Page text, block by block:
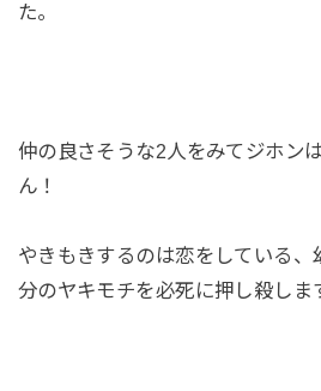
た。
仲の良さそうな2人をみてジホン
ん！
やきもきするのは恋をしている、
分のヤキモチを必死に押し殺しま